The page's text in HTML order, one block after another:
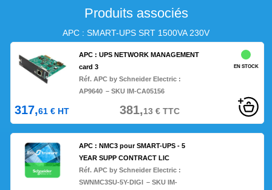
Produits associés
APC : SMART-UPS SRT 1500VA 230V
APC : UPS NETWORK MANAGEMENT
card 3
Réf. APC by Schneider Electric :
AP9640 – SKU IM-CA05156
EN STOCK
317,61 € HT 381,13€TTC
APC : NMC3 pour SMART-UPS - 5
YEAR SUPP CONTRACT LIC
Réf. APC by Schneider Electric :
SWNMC3SU-5Y-DIGI – SKU IM-